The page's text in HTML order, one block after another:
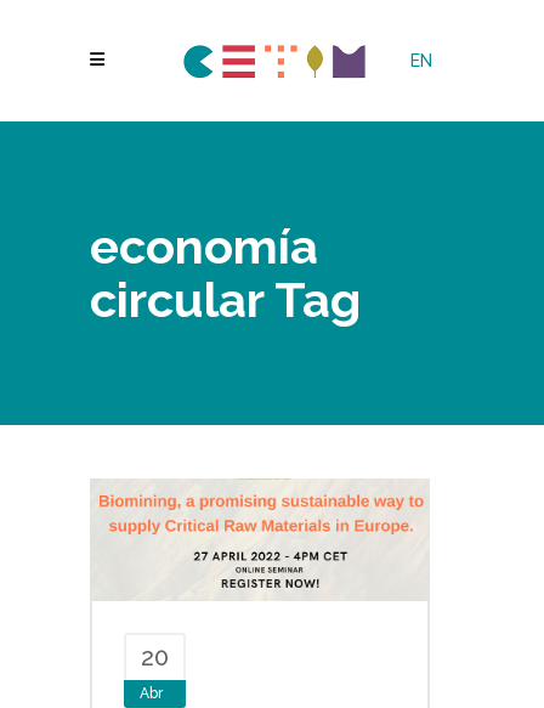
EN
economía
circular Tag
20
Abr